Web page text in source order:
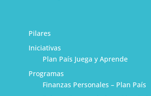
Pilares
Iniciativas
Plan País Juega y Aprende
Programas
Finanzas Personales – Plan País